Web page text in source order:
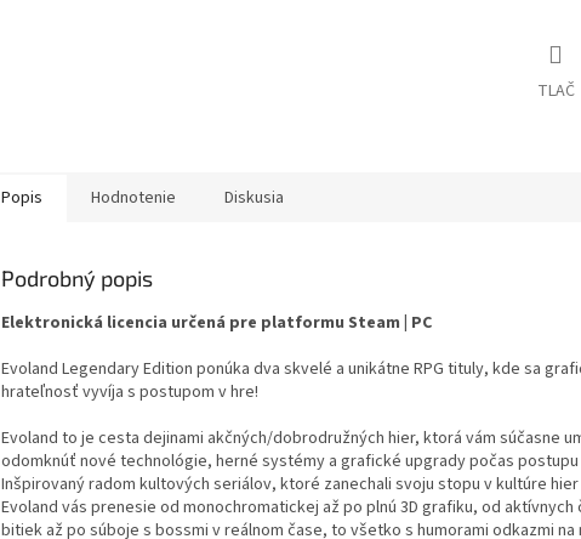
TLAČ
Popis Hodnotenie Diskusia
Podrobný popis
Elektronická licencia určená pre platformu Steam | PC
Evoland Legendary Edition ponúka dva skvelé a unikátne RPG tituly, kde sa
hrateľnosť vyvíja s postupom v hre!
Evoland to je cesta dejinami akčných/dobrodružných hier, ktorá vám súčasne
odomknúť nové technológie, herné systémy a grafické upgrady počas postupu
Inšpirovaný radom kultových seriálov, ktoré zanechali svoju stopu v kultúre hier
Evoland vás prenesie od monochromatickej až po plnú 3D grafiku, od aktívnych
bitiek až po súboje s bossmi v reálnom čase, to všetko s humorami odkazmi na